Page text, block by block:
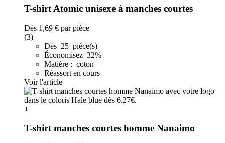
T-shirt Atomic unisexe à manches courtes
Dès 1,69 € par pièce
(3)
Dès 25 pièce(s)
Économisez 32%
Matière : coton
Réassort en cours
Voir l'article
+
T-shirt manches courtes homme Nanaimo